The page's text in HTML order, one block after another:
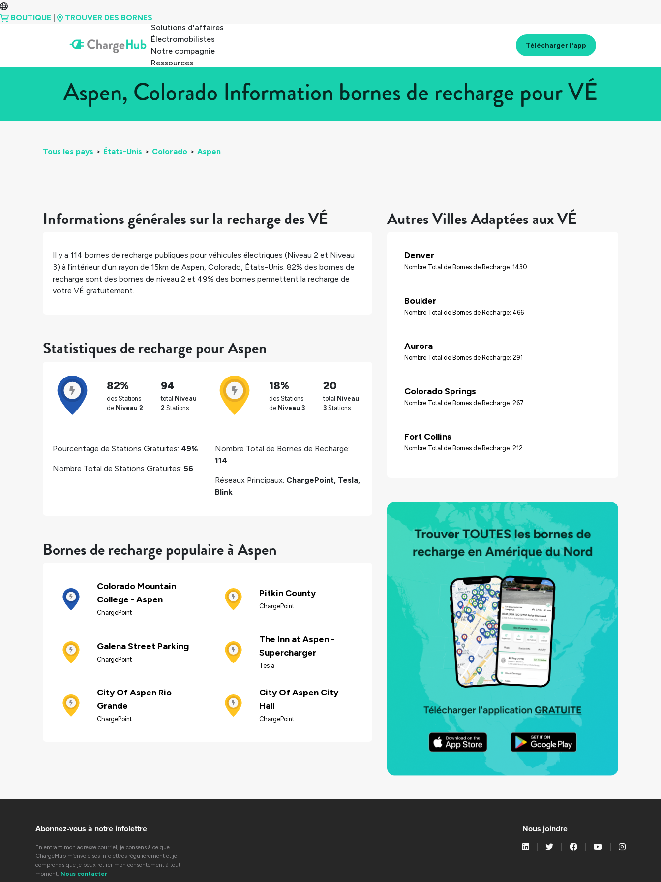
BOUTIQUE
TROUVER DES BORNES
Solutions d'affaires
Électromobilistes
Notre compagnie
Ressources
Télécharger l'app
Aspen, Colorado Information bornes de recharge pour VÉ
Tous les pays > États-Unis > Colorado > Aspen
Informations générales sur la recharge des VÉ
Il y a 114 bornes de recharge publiques pour véhicules électriques (Niveau 2 et Niveau
3) à l'intérieur d'un rayon de 15km de Aspen, Colorado, États-Unis. 82% des bornes de
recharge sont des bornes de niveau 2 et 49% des bornes permettent la recharge de
votre VÉ gratuitement.
Statistiques de recharge pour Aspen
82%
des Stations
de Niveau 2
94
total Niveau
2 Stations
18%
des Stations
de Niveau 3
20
total Niveau
3 Stations
Pourcentage de Stations Gratuites: 49%
Nombre Total de Stations Gratuites: 56
Nombre Total de Bornes de Recharge:
114
Réseaux Principaux: ChargePoint, Tesla,
Blink
Bornes de recharge populaire à Aspen
Colorado Mountain
College - Aspen
ChargePoint
Pitkin County
ChargePoint
Galena Street Parking
ChargePoint
The Inn at Aspen -
Supercharger
Tesla
City Of Aspen Rio
Grande
ChargePoint
City Of Aspen City
Hall
ChargePoint
Autres Villes Adaptées aux VÉ
Denver
Nombre Total de Bornes de Recharge: 1430
Boulder
Nombre Total de Bornes de Recharge: 466
Aurora
Nombre Total de Bornes de Recharge: 291
Colorado Springs
Nombre Total de Bornes de Recharge: 267
Fort Collins
Nombre Total de Bornes de Recharge: 212
Abonnez-vous à notre infolettre
En entrant mon adresse courriel, je consens à ce que
ChargeHub m’envoie ses infolettres régulièrement et je
comprends que je peux retirer mon consentement à tout
moment. Nous contacter
Nous joindre